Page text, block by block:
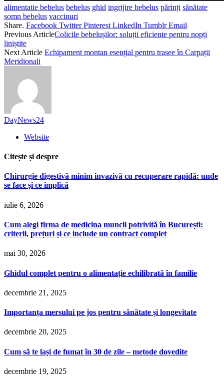
alimentatie bebelus bebelus ghid ingrijire bebelus părinți sănătate
somn bebelus vaccinuri
Share. Facebook Twitter Pinterest LinkedIn Tumblr Email
Previous ArticleColicile bebelușilor: soluții eficiente pentru nopți
liniștite
Next Article Echipament montan esențial pentru trasee în Carpații
Meridionali
DayNews24
Website
Citește și despre
Chirurgie digestivă minim invazivă cu recuperare rapidă: unde
se face și ce implică
iulie 6, 2026
Cum alegi firma de medicina muncii potrivită în București:
criterii, prețuri și ce include un contract complet
mai 30, 2026
Ghidul complet pentru o alimentație echilibrată în familie
decembrie 21, 2025
Importanța mersului pe jos pentru sănătate și longevitate
decembrie 20, 2025
Cum să te lași de fumat în 30 de zile – metode dovedite
decembrie 19, 2025